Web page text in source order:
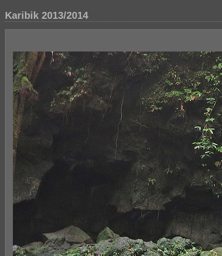
Karibik 2013/2014